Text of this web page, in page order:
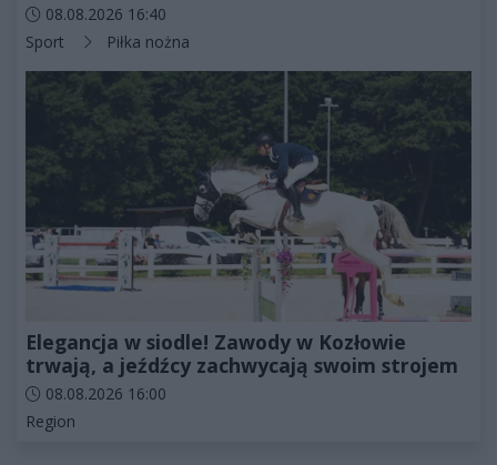
Data dodania artykułu:
08.08.2026 16:40
Kategorie artykułu:
Sport Piłka nożna
Elegancja w siodle! Zawody w Kozłowie
trwają, a jeźdźcy zachwycają swoim strojem
Data dodania artykułu:
08.08.2026 16:00
Kategorie artykułu:
Region